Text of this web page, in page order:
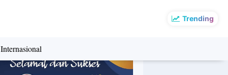
Trending
Internasional